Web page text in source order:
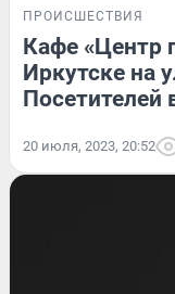
ПРОИСШЕСТВИЯ
Кафе «Центр
Иркутске на
Посетителей
20 июля, 2023, 20:52